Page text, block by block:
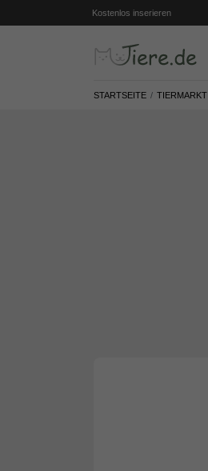
Kostenlos inserieren
STARTSEITE TIERMARKT